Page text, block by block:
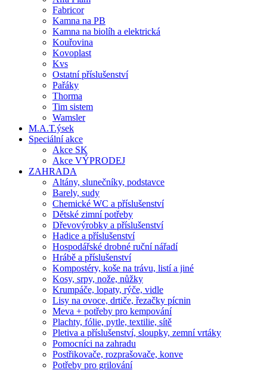
Fabricor
Kamna na PB
Kamna na biolíh a elektrická
Kouřovina
Kovoplast
Kvs
Ostatní příslušenství
Pařáky
Thorma
Tim sistem
Wamsler
M.A.T.ýsek
Speciální akce
Akce SK
Akce VÝPRODEJ
ZAHRADA
Altány, slunečníky, podstavce
Barely, sudy
Chemické WC a příslušenství
Dětské zimní potřeby
Dřevovýrobky a příslušenství
Hadice a příslušenství
Hospodářské drobné ruční nářadí
Hrábě a příslušenství
Kompostéry, koše na trávu, listí a jiné
Kosy, srpy, nože, nůžky
Krumpáče, lopaty, rýče, vidle
Lisy na ovoce, drtiče, řezačky pícnin
Meva + potřeby pro kempování
Plachty, fólie, pytle, textilie, sítě
Pletiva a příslušenství, sloupky, zemní vrtáky
Pomocníci na zahradu
Postřikovače, rozprašovače, konve
Potřeby pro grilování